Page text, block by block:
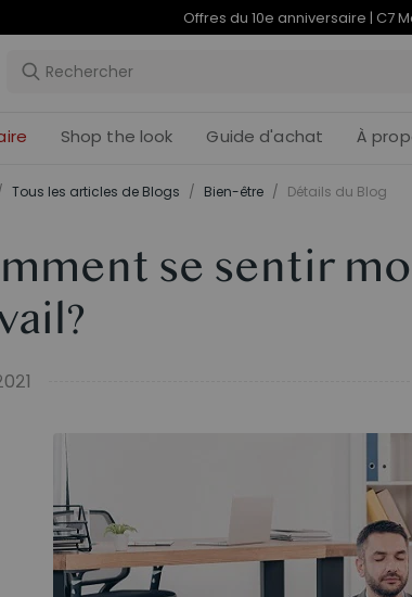
Offres du 10e anniversaire | C7
Shop the look Guide d'achat À
Tous les articles de Blogs / Bien-être / Détails du Blog
se sentir